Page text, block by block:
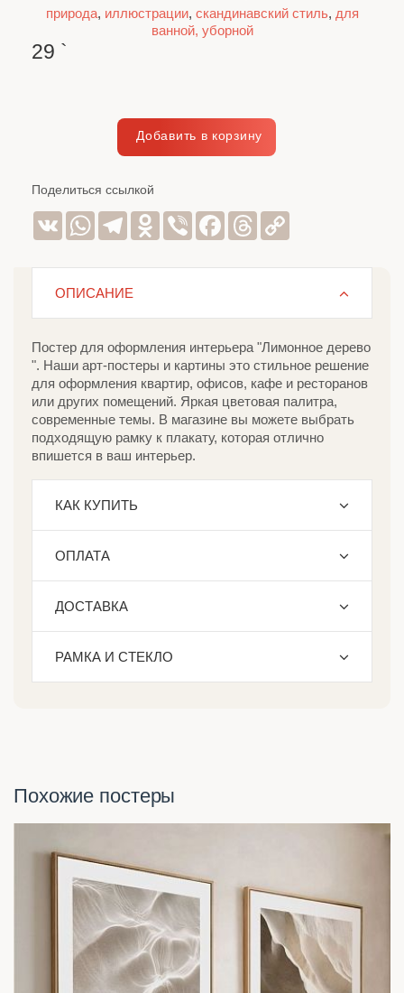
природа, иллюстрации, скандинавский стиль, для
ванной, уборной
29 `
Поделиться ссылкой
VK WhatsAppTelegramOdnoklassniki
Viber Facebook
Threads
ОПИСАНИЕ
Постер для оформления интерьера "Лимонное дерево
". Наши арт-постеры и картины это стильное решение
для оформления квартир, офисов, кафе и ресторанов
или других помещений. Яркая цветовая палитра,
современные темы. В магазине вы можете выбрать
подходящую рамку к плакату, которая отлично
впишется в ваш интерьер.
КАК КУПИТЬ
ОПЛАТА
ДОСТАВКА
РАМКА И СТЕКЛО
Похожие постеры